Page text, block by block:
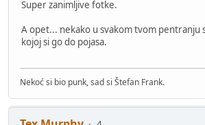
Super zanimljive fotke.
A opet... nekako u svakom tvom pentranju
kojoj si go do pojasa.
Nekoć si bio punk, sad si Štefan Frank.